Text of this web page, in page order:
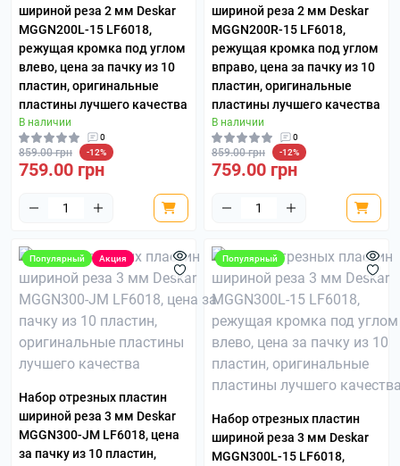
шириной реза 2 мм Deskar
MGGN200L-15 LF6018,
режущая кромка под углом
влево, цена за пачку из 10
пластин, оригинальные
пластины лучшего качества
В наличии
0
859.00 грн -12%
759.00 грн
шириной реза 2 мм Deskar
MGGN200R-15 LF6018,
режущая кромка под углом
вправо, цена за пачку из 10
пластин, оригинальные
пластины лучшего качества
В наличии
0
859.00 грн -12%
759.00 грн
Популярный Акция
Набор отрезных пластин
шириной реза 3 мм Deskar
MGGN300-JM LF6018, цена
за пачку из 10 пластин,
Популярный
Набор отрезных пластин
шириной реза 3 мм Deskar
MGGN300L-15 LF6018,